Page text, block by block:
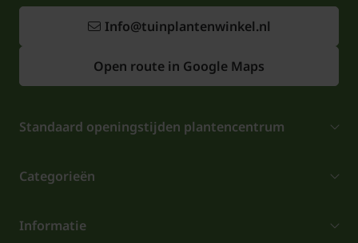
Info@tuinplantenwinkel.nl
Open route in Google Maps
Standaard openingstijden plantencentrum
Categorieën
Informatie